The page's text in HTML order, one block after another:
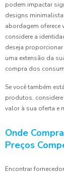
podem impactar
designs
abordagem oferece
considere a
deseja
uma extensão da
compra dos
Se você também
produtos, considere
valor à sua oferta e
Onde
Preços
Encontrar